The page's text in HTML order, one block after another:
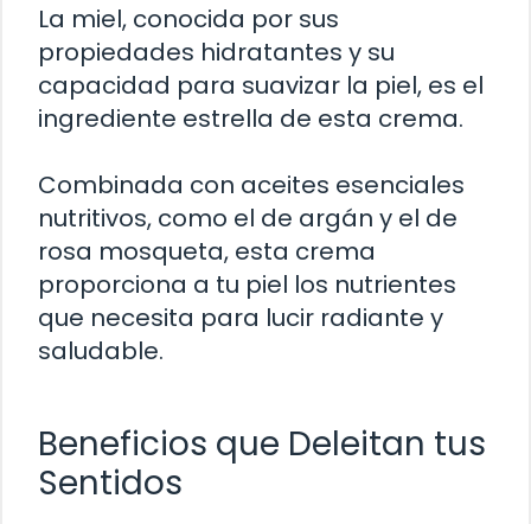
La miel, conocida por sus
propiedades hidratantes y su
capacidad para suavizar la piel, es el
ingrediente estrella de esta crema.
Combinada con aceites esenciales
nutritivos, como el de argán y el de
rosa mosqueta, esta crema
proporciona a tu piel los nutrientes
que necesita para lucir radiante y
saludable.
Beneficios que Deleitan tus
Sentidos